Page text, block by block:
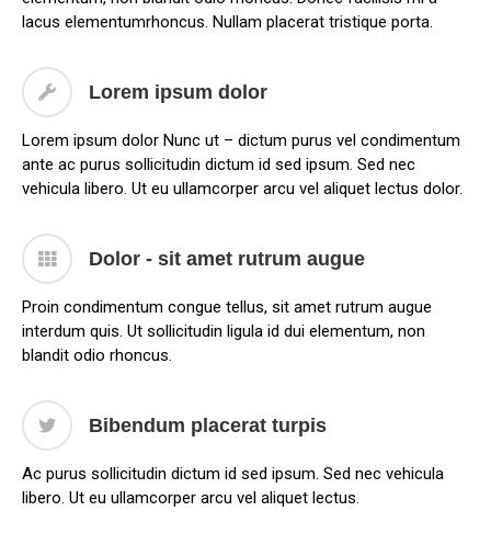
lacus elementumrhoncus. Nullam placerat tristique porta.
Lorem ipsum dolor
Lorem ipsum dolor Nunc ut – dictum purus vel condimentum
ante ac purus sollicitudin dictum id sed ipsum. Sed nec
vehicula libero. Ut eu ullamcorper arcu vel aliquet lectus dolor.
Dolor - sit amet rutrum augue
Proin condimentum congue tellus, sit amet rutrum augue
interdum quis. Ut sollicitudin ligula id dui elementum, non
blandit odio rhoncus.
Bibendum placerat turpis
Ac purus sollicitudin dictum id sed ipsum. Sed nec vehicula
libero. Ut eu ullamcorper arcu vel aliquet lectus.